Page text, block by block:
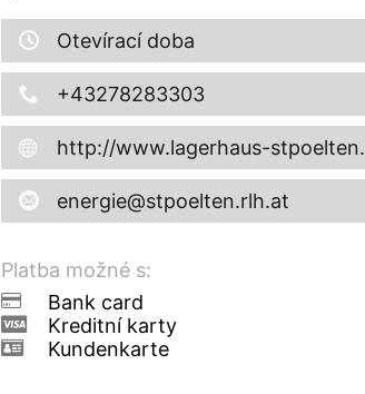
Otevírací doba
+43278283303
http://www.lagerhaus-
energie@stpoelten.rlh.at
Platba možné s:
Bank card
Kreditní karty
Kundenkarte